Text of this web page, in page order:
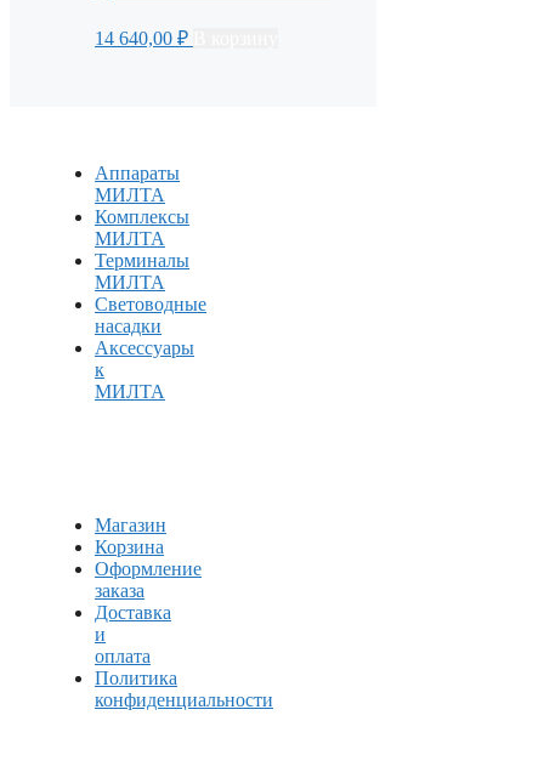
14 640,00 ₽
Аппараты
МИЛТА
Комплексы
МИЛТА
Терминалы
МИЛТА
Световодные
насадки
Аксессуары
к
МИЛТА
Магазин
Корзина
Оформление
заказа
Доставка
и
оплата
Политика
конфиденциальности